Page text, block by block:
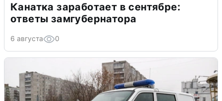
Канатка заработает в сентябре:
ответы замгубернатора
6 августа 0